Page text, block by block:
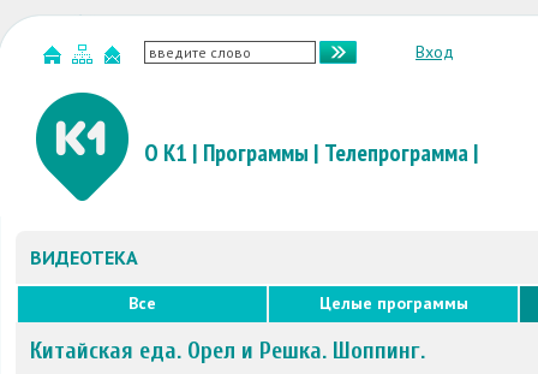
Вход
О К1 | Программы | Телепрограмма|
ВИДЕОТЕКА
Все Целые программы
Китайская еда. Орел и Решка. Шоппинг.